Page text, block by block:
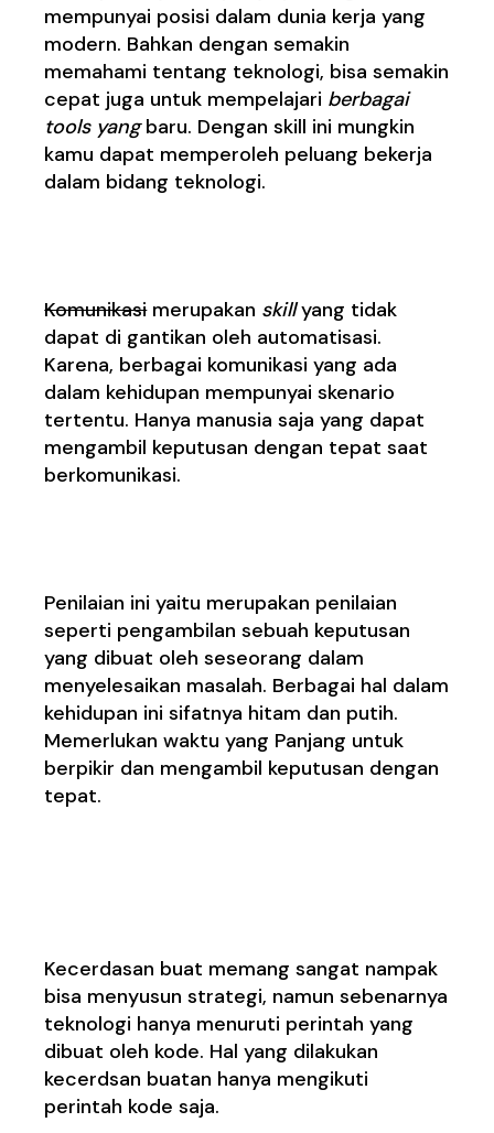
mempunyai posisi dalam dunia kerja yang
modern. Bahkan dengan semakin
memahami tentang teknologi, bisa semakin
cepat juga untuk mempelajari berbagai
tools yangbaru. Dengan skill ini mungkin
kamu dapat memperoleh peluang bekerja
dalam bidang teknologi.
Komunikasimerupakan skillyang tidak
dapat di gantikan oleh automatisasi.
Karena, berbagai komunikasi yang ada
dalam kehidupan mempunyai skenario
tertentu. Hanya manusia saja yang dapat
mengambil keputusan dengan tepat saat
berkomunikasi.
Penilaian ini yaitu merupakan penilaian
seperti pengambilan sebuah keputusan
yang dibuat oleh seseorang dalam
menyelesaikan masalah. Berbagai hal dalam
kehidupan ini sifatnya hitam dan putih.
Memerlukan waktu yang Panjang untuk
berpikir dan mengambil keputusan dengan
tepat.
Kecerdasan buat memang sangat nampak
bisa menyusun strategi, namun sebenarnya
teknologi hanya menuruti perintah yang
dibuat oleh kode. Hal yang dilakukan
kecerdsan buatan hanya mengikuti
perintah kode saja.